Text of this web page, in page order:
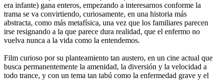
era infante) gana enteros, empezando a interesarnos conforme la
trama se va convirtiendo, curiosamente, en una historia más
abstracta, como más metafísica, una vez que los familiares parecen
irse resignando a la que parece dura realidad, que el enfermo no
vuelva nunca a la vida como la entendemos.
Film curioso por su planteamiento tan austero, en un cine actual que
busca permanentemente la amenidad, la diversión y la velocidad a
todo trance, y con un tema tan tabú como la enfermedad grave y el